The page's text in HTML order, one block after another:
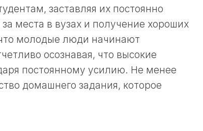
заставляя их постоянно
места в вузах и получение хороших
молодые люди начинают
осознавая, что высокие
постоянному усилию. Не менее
домашнего задания, которое